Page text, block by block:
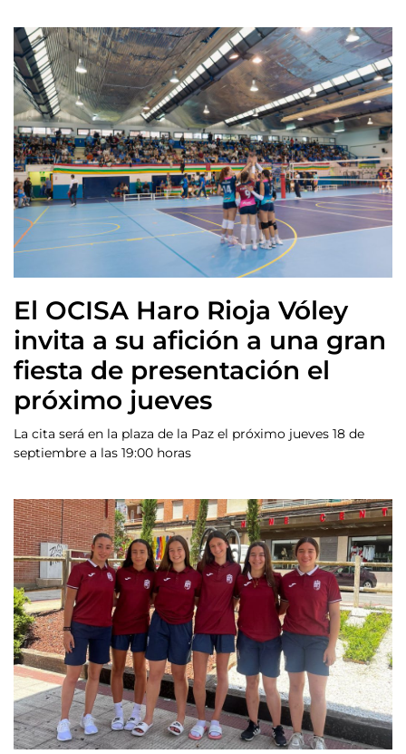
El OCISA Haro Rioja Vóley
invita a su afición a una gran
fiesta de presentación el
próximo jueves
La cita será en la plaza de la Paz el próximo jueves 18 de
septiembre a las 19:00 horas